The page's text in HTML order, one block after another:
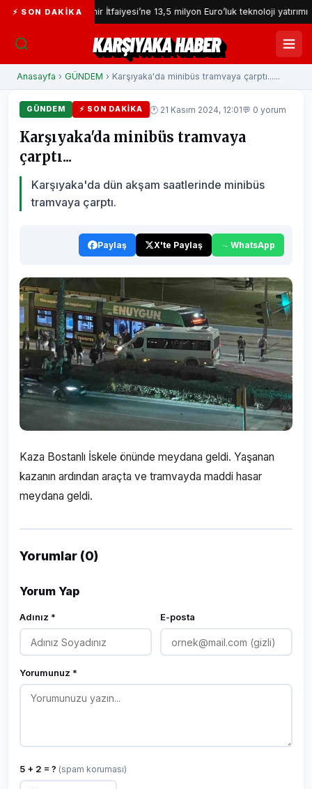
⚡ SON DAKIKA
İzmir İtfaiyesi’ne 13,5 milyon Euro’luk teknoloji yatırımı
KARŞIYAKA HABER
Anasayfa › GÜNDEM › Karşıyaka'da minibüs tramvaya çarptı......
GÜNDEM ⚡ SON DAKIKA 🕐 21 Kasım 2024, 12:01💬 0 yorum
Karşıyaka'da minibüs tramvaya
çarptı...
Karşıyaka'da dün akşam saatlerinde minibüs
tramvaya çarptı.
Paylaş X'te Paylaş WhatsApp
Kaza Bostanlı İskele önünde meydana geldi. Yaşanan
kazanın ardından araçta ve tramvayda maddi hasar
meydana geldi.
Yorumlar (0)
Yorum Yap
Adınız * E-posta
Yorumunuz *
5 + 2 = ? (spam koruması)